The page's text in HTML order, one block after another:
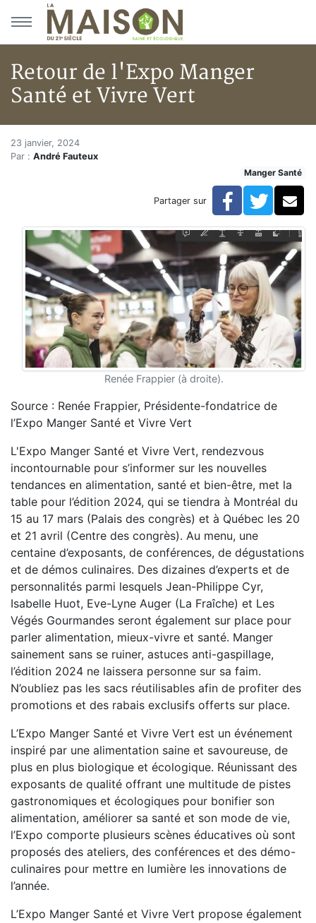
Aller au menu principal
Aller au contenu principal
Retour de l'Expo Manger
Santé et Vivre Vert
Accueil
Articles
Retour de l'Expo Manger Santé et Vivre Vert
Retour de l'Expo Manger
23 janvier, 2024
Par : André Fauteux
Manger Santé
Partager sur Facebook
Renée Frappier (à droite).
Source : Renée Frappier, Présidente-fondatrice de
l’Expo Manger Santé et Vivre Vert
L'Expo Manger Santé et Vivre Vert, rendezvous
incontournable pour s’informer sur les nouvelles
tendances en alimentation, santé et bien-être, met la
table pour l’édition 2024, qui se tiendra à Montréal du
15 au 17 mars (Palais des congrès) et à Québec les 20
et 21 avril (Centre des congrès). Au menu, une
centaine d’exposants, de conférences, de dégustations
et de démos culinaires. Des dizaines d’experts et de
personnalités parmi lesquels Jean-Philippe Cyr,
Isabelle Huot, Eve-Lyne Auger (La Fraîche) et Les
Végés Gourmandes seront également sur place pour
parler alimentation, mieux-vivre et santé. Manger
sainement sans se ruiner, astuces anti-gaspillage,
l’édition 2024 ne laissera personne sur sa faim.
N’oubliez pas les sacs réutilisables afin de profiter des
promotions et des rabais exclusifs offerts sur place.
L’Expo Manger Santé et Vivre Vert est un événement
inspiré par une alimentation saine et savoureuse, de
plus en plus biologique et écologique. Réunissant des
exposants de qualité offrant une multitude de pistes
gastronomiques et écologiques pour bonifier son
alimentation, améliorer sa santé et son mode de vie,
l’Expo comporte plusieurs scènes éducatives où sont
proposés des ateliers, des conférences et des démo-
culinaires pour mettre en lumière les innovations de
l’année.
L’Expo Manger Santé et Vivre Vert propose également